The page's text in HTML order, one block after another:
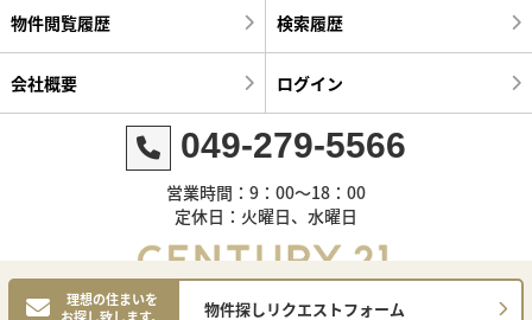
理想の住まいを
物件探しリクエストフォーム
物件閲覧履歴 検索履歴
会社概要 ログイン
049-279-5566
営業時間：9：00～18：00
定休日：火曜日、水曜日